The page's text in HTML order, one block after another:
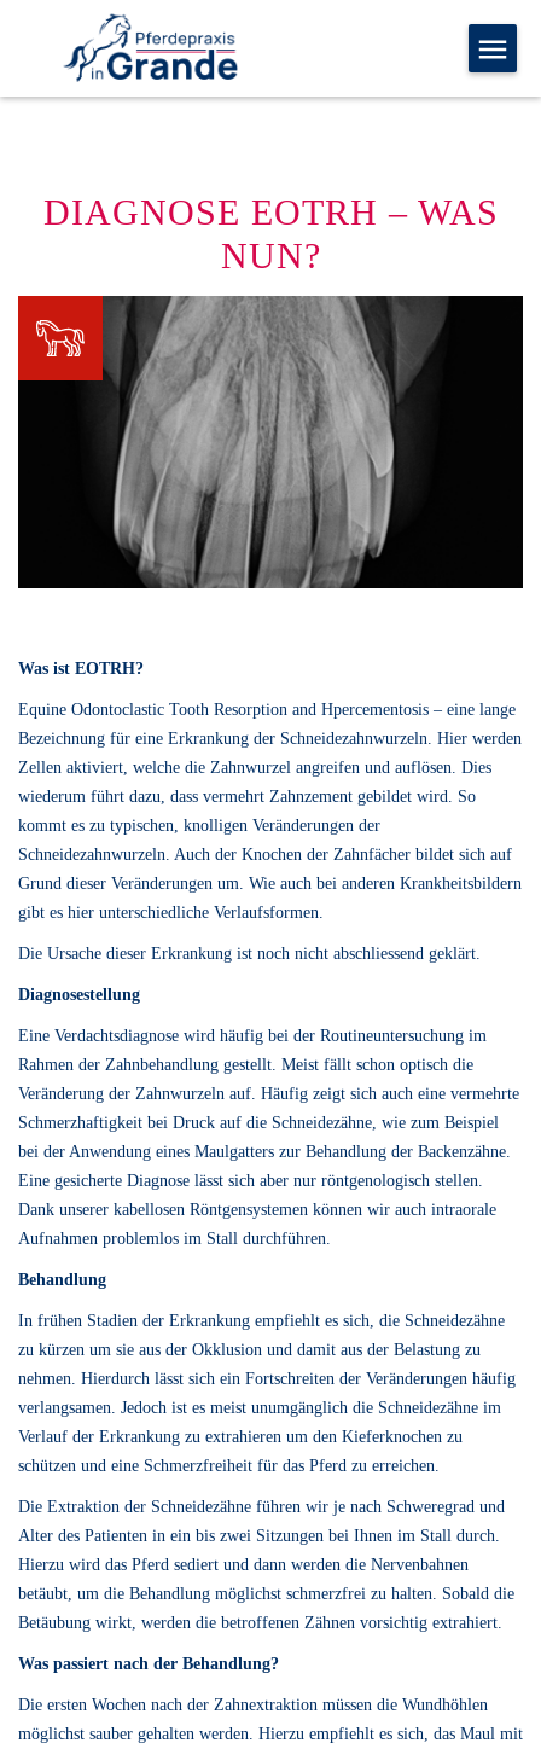
DIAGNOSE EOTRH – WAS
NUN?
Was ist EOTRH?
Equine Odontoclastic Tooth Resorption and Hpercementosis – eine lange
Bezeichnung für eine Erkrankung der Schneidezahnwurzeln. Hier werden
Zellen aktiviert, welche die Zahnwurzel angreifen und auflösen. Dies
wiederum führt dazu, dass vermehrt Zahnzement gebildet wird. So
kommt es zu typischen, knolligen Veränderungen der
Schneidezahnwurzeln. Auch der Knochen der Zahnfächer bildet sich auf
Grund dieser Veränderungen um. Wie auch bei anderen Krankheitsbildern
gibt es hier unterschiedliche Verlaufsformen.
Die Ursache dieser Erkrankung ist noch nicht abschliessend geklärt.
Diagnosestellung
Eine Verdachtsdiagnose wird häufig bei der Routineuntersuchung im
Rahmen der Zahnbehandlung gestellt. Meist fällt schon optisch die
Veränderung der Zahnwurzeln auf. Häufig zeigt sich auch eine vermehrte
Schmerzhaftigkeit bei Druck auf die Schneidezähne, wie zum Beispiel
bei der Anwendung eines Maulgatters zur Behandlung der Backenzähne.
Eine gesicherte Diagnose lässt sich aber nur röntgenologisch stellen.
Dank unserer kabellosen Röntgensystemen können wir auch intraorale
Aufnahmen problemlos im Stall durchführen.
Behandlung
In frühen Stadien der Erkrankung empfiehlt es sich, die Schneidezähne
zu kürzen um sie aus der Okklusion und damit aus der Belastung zu
nehmen. Hierdurch lässt sich ein Fortschreiten der Veränderungen häufig
verlangsamen. Jedoch ist es meist unumgänglich die Schneidezähne im
Verlauf der Erkrankung zu extrahieren um den Kieferknochen zu
schützen und eine Schmerzfreiheit für das Pferd zu erreichen.
Die Extraktion der Schneidezähne führen wir je nach Schweregrad und
Alter des Patienten in ein bis zwei Sitzungen bei Ihnen im Stall durch.
Hierzu wird das Pferd sediert und dann werden die Nervenbahnen
betäubt, um die Behandlung möglichst schmerzfrei zu halten. Sobald die
Betäubung wirkt, werden die betroffenen Zähnen vorsichtig extrahiert.
Was passiert nach der Behandlung?
Die ersten Wochen nach der Zahnextraktion müssen die Wundhöhlen
möglichst sauber gehalten werden. Hierzu empfiehlt es sich, das Maul mit